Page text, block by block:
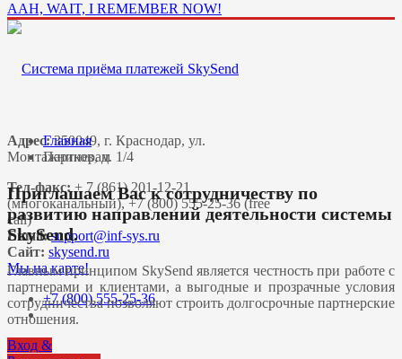
AAH, WAIT, I REMEMBER NOW!
Адрес:350049, г. Краснодар, ул.
Монтажников, д. 1/4
Тел-факс: + 7 (861) 201-12-21
(многоканальный), +7 (800) 555-25-36 (free
call)
Email:
Сайт: skysend.ru
Мы на карте!
+7 (800) 555-25-36
Вход &
Главная
Партнерам
Приглашаем Вас к сотрудничеству по
развитию направлений деятельности системы
SkySend.
Главным принципом SkySend является честность при работе с
партнерами и клиентами, а выгодные и прозрачные условия
сотрудничества позволяют строить долгосрочные партнерские
отношения.